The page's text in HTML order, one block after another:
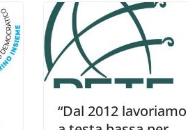
“Dal 2012 lavoriamo